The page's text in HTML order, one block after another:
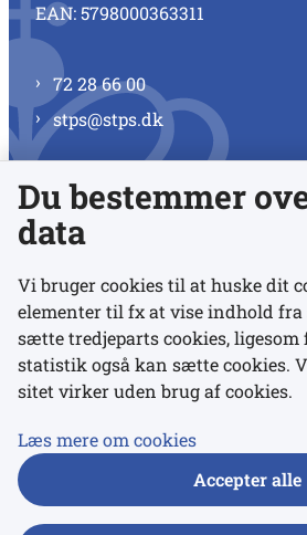
EAN: 5798000363311
72 28 66 00
stps@stps.dk
Se alle kontaktnumre
Links
Udgivelser
Du bestemmer
data
Vi bruger cookies til at huske dit
elementer til fx at vise indhold fra
sætte tredjeparts cookies,
statistik også kan sætte cookies.
sitet virker uden brug af cookies.
Læs mere om cookies
Accepter alle